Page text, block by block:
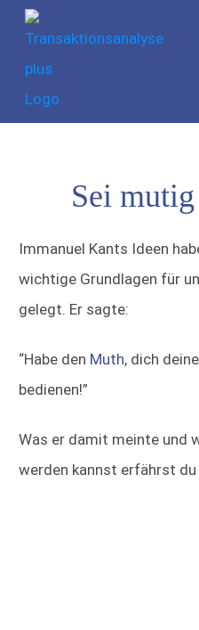
Sei
Immanuel Kants Ideen
wichtige Grundlagen für
gelegt. Er sagte:
“Habe den Muth, dich
bedienen!”
Was er damit meinte und
werden kannst erfährst